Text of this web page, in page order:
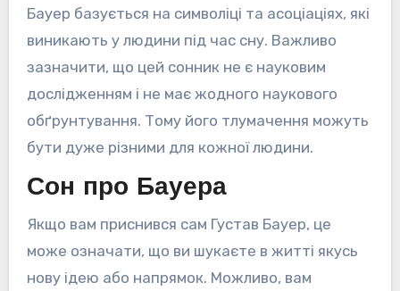
Бауер базується на символіці та асоціаціях, які
виникають у людини під час сну. Важливо
зазначити, що цей сонник не є науковим
дослідженням і не має жодного наукового
обґрунтування. Тому його тлумачення можуть
бути дуже різними для кожної людини.
Сон про Бауера
Якщо вам приснився сам Густав Бауер, це
може означати, що ви шукаєте в житті якусь
нову ідею або напрямок. Можливо, вам